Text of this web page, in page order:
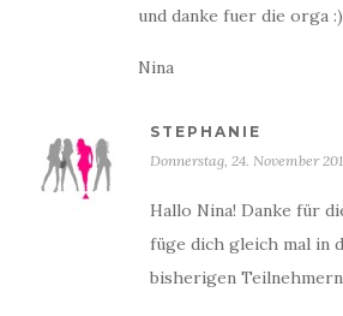
und danke fuer die orga :)
Nina
STEPHANIE
Donnerstag, 24. November
Hallo Nina! Danke für
füge dich gleich mal in
bisherigen